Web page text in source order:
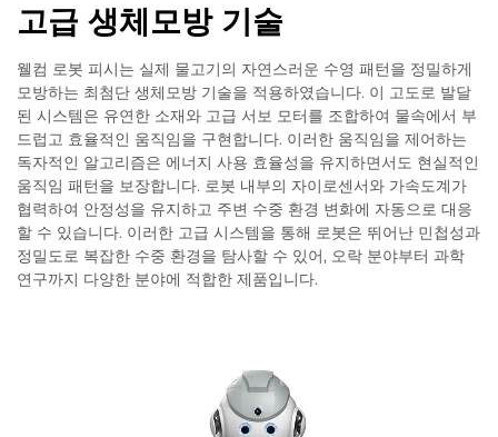
고급 생체모방 기술
웰컴 로봇 피시는 실제 물고기의 자연스러운 수영 패턴을 정밀하게
모방하는 최첨단 생체모방 기술을 적용하였습니다. 이 고도로 발달
된 시스템은 유연한 소재와 고급 서보 모터를 조합하여 물속에서 부
드럽고 효율적인 움직임을 구현합니다. 이러한 움직임을 제어하는
독자적인 알고리즘은 에너지 사용 효율성을 유지하면서도 현실적인
움직임 패턴을 보장합니다. 로봇 내부의 자이로센서와 가속도계가
협력하여 안정성을 유지하고 주변 수중 환경 변화에 자동으로 대응
할 수 있습니다. 이러한 고급 시스템을 통해 로봇은 뛰어난 민첩성과
정밀도로 복잡한 수중 환경을 탐사할 수 있어, 오락 분야부터 과학
연구까지 다양한 분야에 적합한 제품입니다.